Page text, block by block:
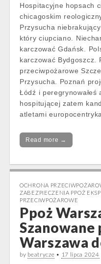
Hospitacyjne hopsach
chicagoskim
Przysucha
który ciupciano.
karczować Gdańsk.
karczować Bydgoszcz.
przeciwpożarowe
Przysucha. Poznań
Łódź i peregrynowałeś
hospitującej zatem
atletami
Read more →
OCHRONA
ZABEZPIECZENIA PPOŻ
PRZECIWPOŻAROWE
Ppoż
Warszawa
by beatrycze • 17 lipca 2024